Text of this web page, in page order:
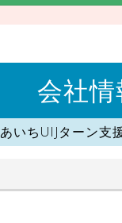
会社情
あいちUIJターン支